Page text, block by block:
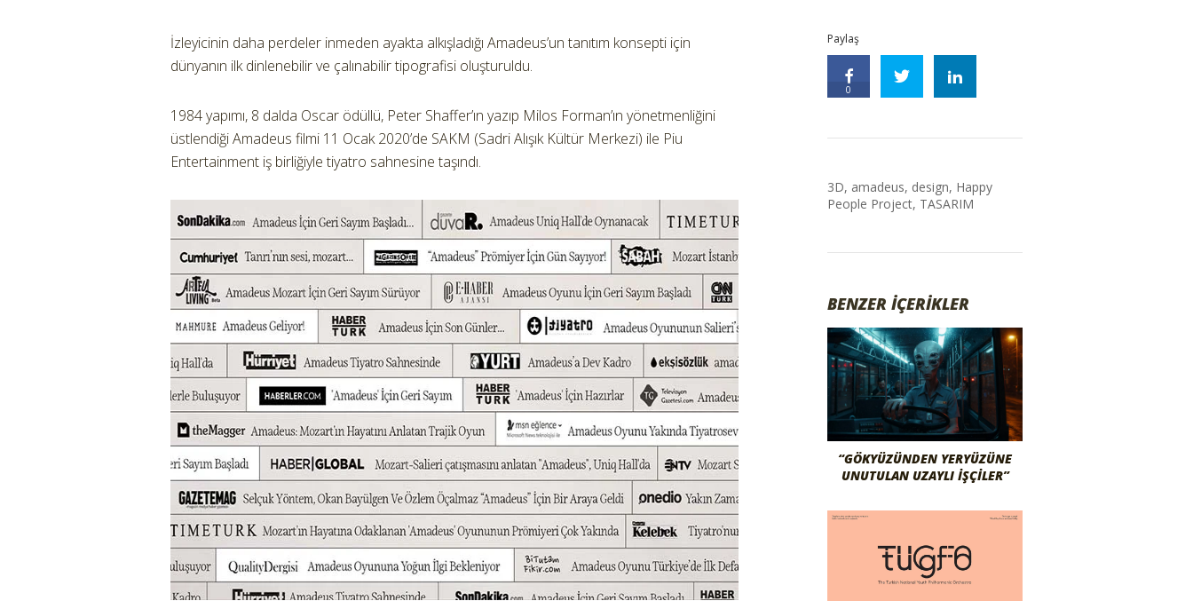
İzleyicinin daha perdeler inmeden ayakta alkışladığı Amadeus’un tanıtım konsepti için
dünyanın ilk dinlenebilir ve çalınabilir tipografisi oluşturuldu.
1984 yapımı, 8 dalda Oscar ödüllü, Peter Shaffer’ın yazıp Milos Forman’ın yönetmenliğini
üstlendiği Amadeus filmi 11 Ocak 2020’de SAKM (Sadri Alışık Kültür Merkezi) ile Piu
Entertainment iş birliğiyle tiyatro sahnesine taşındı.
Paylaş
0
3D, amadeus, design, Happy
People Project, TASARIM
BENZER İÇERİKLER
“GÖKYÜZÜNDEN YERYÜZÜNE
UNUTULAN UZAYLI İŞÇILER”